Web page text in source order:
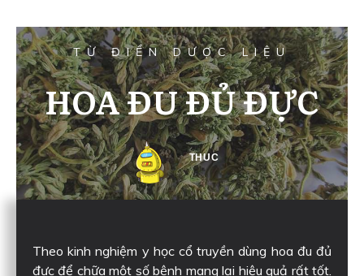
TỪ ĐIỂN DƯỢC LIỆU
HOA ĐU ĐỦ ĐỰC
THUC
Theo kinh nghiệm y học cổ truyền dùng hoa đu đủ
đực để chữa một số bệnh mang lại hiệu quả rất tốt.